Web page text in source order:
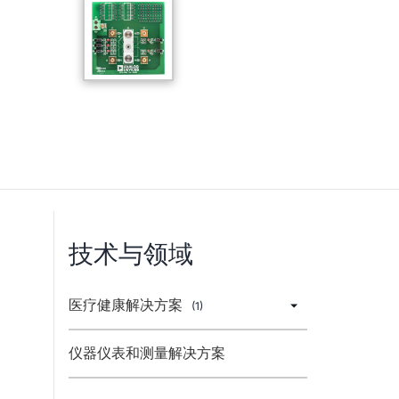
技术与领域
医疗健康解决方案 (1)
仪器仪表和测量解决方案